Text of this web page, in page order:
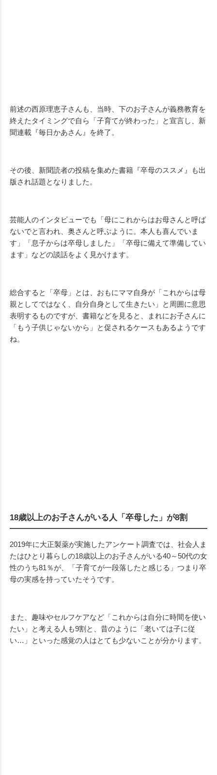
前述の西原理恵子さんも、当時、下のお子さんが義務教育を
終えたタイミングで自ら「子育てが終わった」と宣言し、新
聞連載『毎日かあさん』を終了。
その後、新聞読者の投稿を集めた書籍『卒母のススメ』も出
版され話題となりました。
芸能人のインタビューでも「母にこれからはお母さんと呼ば
ないでと言われ、奥さんと呼ぶように。本人も喜んでいま
す」「息子からは卒母しました」「卒母に備えて準備してい
ます」などの談話をよく見かけます。
総合すると「卒母」とは、おもにママ自身が「これからは母
親としてではなく、自分自身として生きたい」と周囲に意思
表明するものですが、書籍などを見ると、まれにお子さんに
「もう子供じゃないから」と促されるケースもあるようです
ね。
18歳以上のお子さんがいる人「卒母した」が8割
2019年に大正製薬が実施したアンケート調査では、社会人ま
たはひとり暮らしの18歳以上のお子さんがいる40～50代の女
性のうち81％が、「子育てが一段落したと感じる」つまり卒
母の実感を持っていたそうです。
また、趣味やセルフケアなど「これからは自分に時間を使い
たい」と考える人も9割と、昔のように「老いては子に従
い…」といった感覚の人はとても少ないことが分かります。